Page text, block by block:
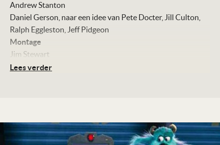
Andrew Stanton
Daniel Gerson, naar een idee van Pete Docter, Jill Culton,
Ralph Eggleston, Jeff Pidgeon
Montage
Jim Stewart
Muziek
Steve Buscemi
James Coburn
Lees verder